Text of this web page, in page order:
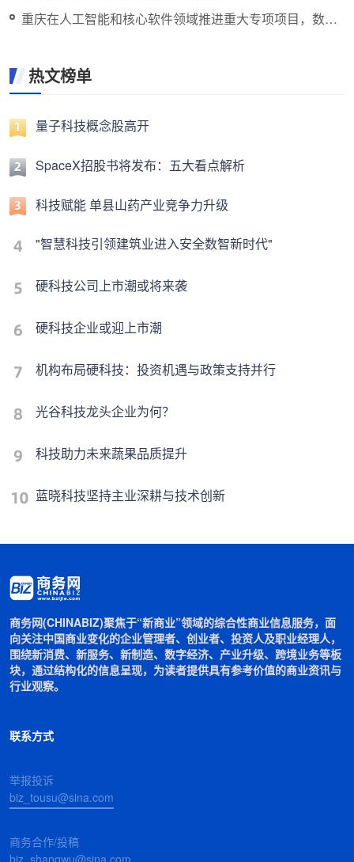
重庆在人工智能和核心软件领域推进重大专项项目，数量
热文榜单
量子科技概念股高开
SpaceX招股书将发布：五大看点解析
科技赋能 单县山药产业竞争力升级
"智慧科技引领建筑业进入安全数智新时代"
硬科技公司上市潮或将来袭
硬科技企业或迎上市潮
机构布局硬科技：投资机遇与政策支持并行
光谷科技龙头企业为何？
科技助力未来蔬果品质提升
蓝晓科技坚持主业深耕与技术创新
商务网(CHINABIZ)聚焦于“新商业”领域的综合性商业信息服务，面
向关注中国商业变化的企业管理者、创业者、投资人及职业经理人，
围绕新消费、新服务、新制造、数字经济、产业升级、跨境业务等板
块，通过结构化的信息呈现，为读者提供具有参考价值的商业资讯与
行业观察。
联系方式
举报投诉
biz_tousu@sina.com
商务合作/投稿